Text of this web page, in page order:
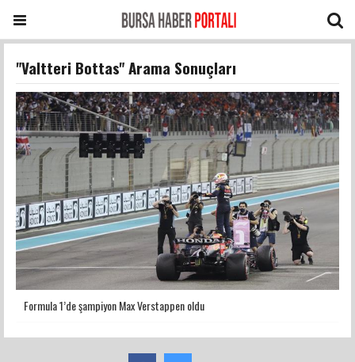
"Valtteri Bottas" Arama Sonuçları
Formula 1’de şampiyon Max Verstappen oldu